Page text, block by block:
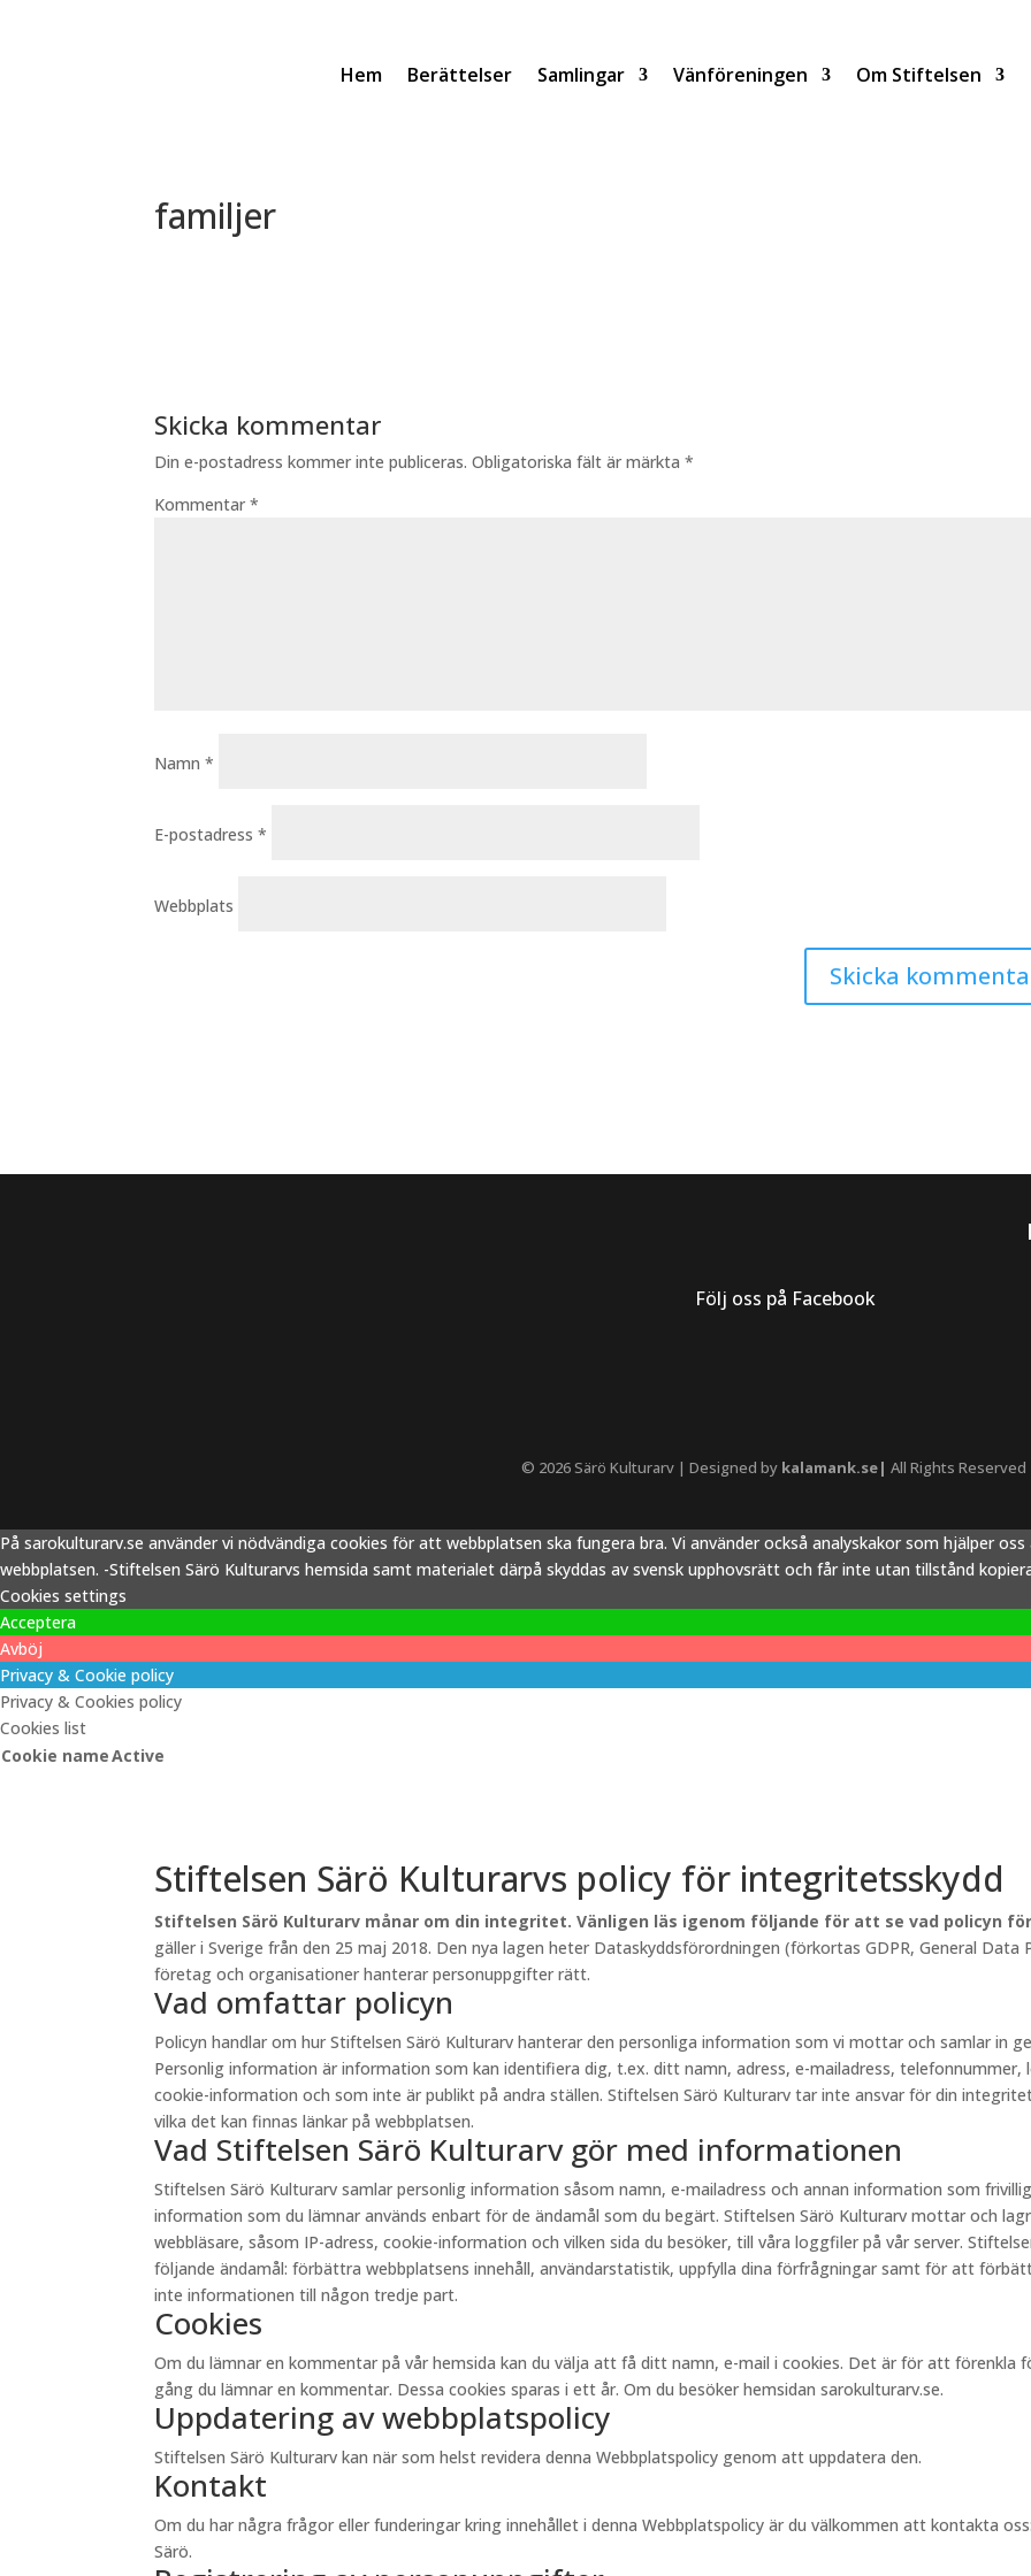
Hem Berättelser Samlingar Vänföreningen Om Stiftelsen
familjer
Skicka kommentar
Din e-postadress kommer inte publiceras. Obligatoriska fält är märkta*
Kommentar*
Namn*
E-postadress*
Webbplats
Följ oss på Facebook
© 2026 Särö Kulturarv | Designed by kalamank.se| All Rights Reserved
På sarokulturarv.se använder vi nödvändiga cookies för att webbplatsen ska fungera bra. Vi använder också analyskakor som hjälper
webbplatsen. -Stiftelsen Särö Kulturarvs hemsida samt materialet därpå skyddas av svensk upphovsrätt och får inte utan tillstånd
Cookies settings
Acceptera
Avböj
Privacy & Cookie policy
Privacy & Cookies policy
Cookies list
Cookie nameActive
Stiftelsen Särö Kulturarvs policy för integritetsskydd
Stiftelsen Särö Kulturarv månar om din integritet. Vänligen läs igenom följande för att se vad policyn
gäller i Sverige från den 25 maj 2018. Den nya lagen heter Dataskyddsförordningen (förkortas GDPR, General
företag och organisationer hanterar personuppgifter rätt.
Vad omfattar policyn
Policyn handlar om hur Stiftelsen Särö Kulturarv hanterar den personliga information som vi mottar och samlar in
Personlig information är information som kan identifiera dig, t.ex. ditt namn, adress, e-mailadress, telefonnummer,
cookie-information och som inte är publikt på andra ställen. Stiftelsen Särö Kulturarv tar inte ansvar för din
vilka det kan finnas länkar på webbplatsen.
Vad Stiftelsen Särö Kulturarv gör med informationen
Stiftelsen Särö Kulturarv samlar personlig information såsom namn, e-mailadress och annan information som
information som du lämnar används enbart för de ändamål som du begärt. Stiftelsen Särö Kulturarv mottar och
webbläsare, såsom IP-adress, cookie-information och vilken sida du besöker, till våra loggfiler på vår server.
följande ändamål: förbättra webbplatsens innehåll, användarstatistik, uppfylla dina förfrågningar samt för att
inte informationen till någon tredje part.
Cookies
Om du lämnar en kommentar på vår hemsida kan du välja att få ditt namn, e-mail i cookies. Det är för att förenkla
gång du lämnar en kommentar. Dessa cookies sparas i ett år. Om du besöker hemsidan sarokulturarv.se.
Uppdatering av webbplatspolicy
Stiftelsen Särö Kulturarv kan när som helst revidera denna Webbplatspolicy genom att uppdatera den.
Kontakt
Om du har några frågor eller funderingar kring innehållet i denna Webbplatspolicy är du välkommen att kontakta
Särö.